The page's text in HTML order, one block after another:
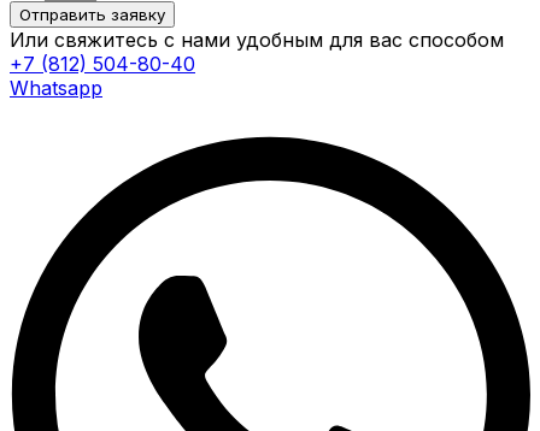
Отправить заявку
Или свяжитесь с нами удобным для вас способом
+7 (812) 504-80-40
Whatsapp